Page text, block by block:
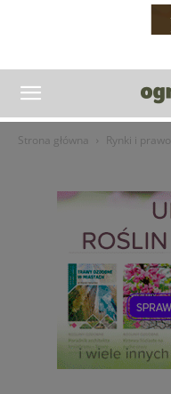
Strona główna Rynki i prawo